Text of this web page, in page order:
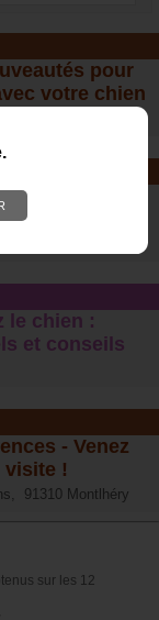
pour
votre chien
les soins de
!
le chien :
et conseil s
- Venez
visite !
91310 Montlhéry
sur les 12